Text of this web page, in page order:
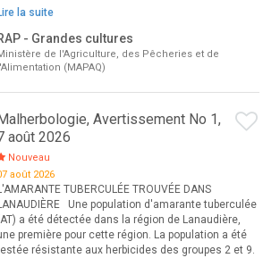
la suite
- Grandes cultures
de l'Agriculture, des Pêcheries et de
(MAPAQ)
Avertissement No 1,
août 2026
Nouveau
août 2026
TUBERCULÉE TROUVÉE DANS
Une population d'amarante tuberculée
a été détectée dans la région de Lanaudière,
première pour cette région. La population a été
résistante aux herbicides des groupes 2 et 9.